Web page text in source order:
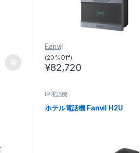
Fanvil
¥103,400
(20 %Off)
¥82,720
IP電話機
ホテル電話機 Fanvil H2U